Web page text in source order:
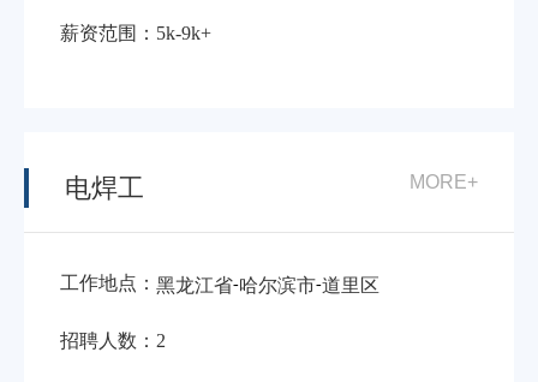
薪资范围： 5k-9k+
电焊工 MORE+
工作地点： 黑龙江省-哈尔滨市-道里区
招聘人数： 2